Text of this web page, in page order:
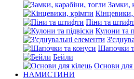
Замки,
Піни та
Кулони та
Шапочки
Бейли
Основи для
НАМИСТИНИ